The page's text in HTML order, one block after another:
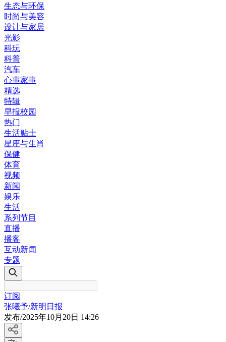
生态与环保
时尚与美容
设计与家居
光影
科玩
科普
汽车
心事家事
精选
特辑
早报校园
热门
生活贴士
星座与生肖
保健
体育
视频
新闻
娱乐
生活
系列节目
直播
播客
互动新闻
专题
订阅
张曦予/新明日报
发布/2025年10月20日 14:26